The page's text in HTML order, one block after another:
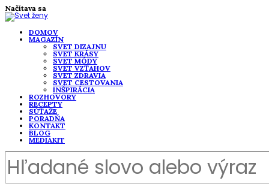
Načítava sa
DOMOV
MAGAZÍN
SVET DIZAJNU
SVET KRÁSY
SVET MÓDY
SVET VZŤAHOV
SVET ZDRAVIA
SVET CESTOVANIA
INŠPIRÁCIA
ROZHOVORY
RECEPTY
SÚŤAŽE
PORADŇA
KONTAKT
BLOG
MEDIAKIT